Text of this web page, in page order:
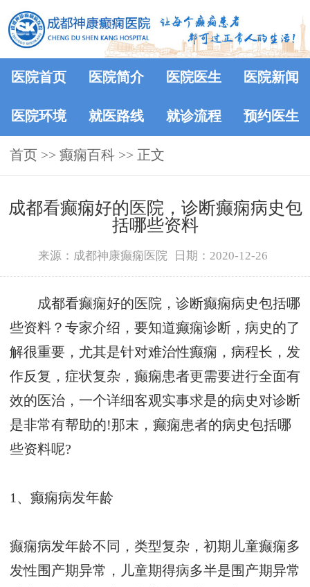
医院首页 医院简介 医院医生 医院新闻
医院环境 就医路线 就诊流程 预约医生
首页 >> 癫痫百科 >> 正文
成都看癫痫好的医院，诊断癫痫病史包
括哪些资料
来源：成都神康癫痫医院 日期：2020-12-26
成都看癫痫好的医院，诊断癫痫病史包括哪
些资料？专家介绍，要知道癫痫诊断，病史的了
解很重要，尤其是针对难治性癫痫，病程长，发
作反复，症状复杂，癫痫患者更需要进行全面有
效的医治，一个详细客观实事求是的病史对诊断
是非常有帮助的!那末，癫痫患者的病史包括哪
些资料呢?
1、癫痫病发年龄
癫痫病发年龄不同，类型复杂，初期儿童癫痫多
发性围产期异常，儿童期得病多半是围产期异常